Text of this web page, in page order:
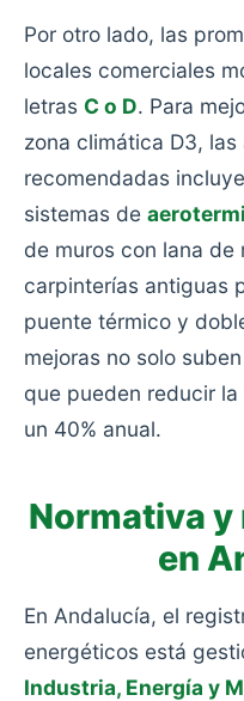
Por otro lado, las
locales comerciales
letras C o D. Para
zona climática D3, las
recomendadas
sistemas de
de muros con lana
carpinterías antiguas
puente térmico y
mejoras no solo
que pueden reducir
un 40% anual.
Normativa y
en
En Andalucía, el
energéticos está
Industria, Energía y